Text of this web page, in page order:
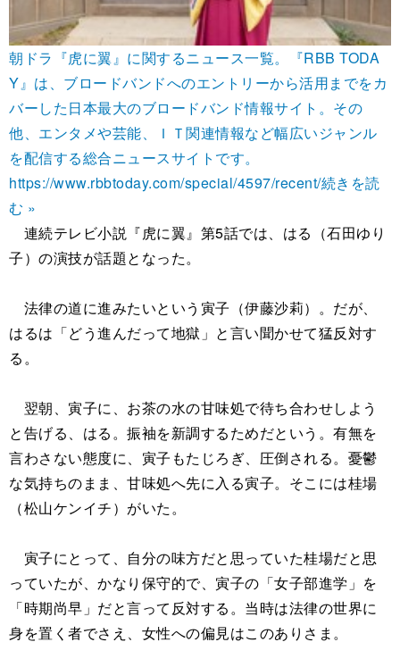
朝ドラ『虎に翼』に関するニュース一覧。『RBB TODA
Y』は、ブロードバンドへのエントリーから活用までをカ
バーした日本最大のブロードバンド情報サイト。その
他、エンタメや芸能、ＩＴ関連情報など幅広いジャンル
を配信する総合ニュースサイトです。
https://www.rbbtoday.com/special/4597/recent/続きを読
む »
連続テレビ小説『虎に翼』第5話では、はる（石田ゆり
子）の演技が話題となった。
法律の道に進みたいという寅子（伊藤沙莉）。だが、
はるは「どう進んだって地獄」と言い聞かせて猛反対す
る。
翌朝、寅子に、お茶の水の甘味処で待ち合わせしよう
と告げる、はる。振袖を新調するためだという。有無を
言わさない態度に、寅子もたじろぎ、圧倒される。憂鬱
な気持ちのまま、甘味処へ先に入る寅子。そこには桂場
（松山ケンイチ）がいた。
寅子にとって、自分の味方だと思っていた桂場だと思
っていたが、かなり保守的で、寅子の「女子部進学」を
「時期尚早」だと言って反対する。当時は法律の世界に
身を置く者でさえ、女性への偏見はこのありさま。